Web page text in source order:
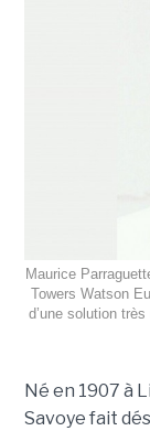
Maurice
Towers Watson
d’une solution
Né en 1907 à
Savoye fait